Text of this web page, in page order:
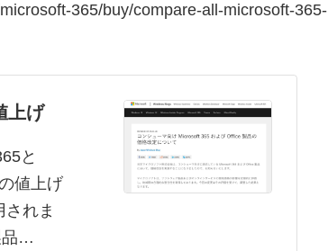
365/buy/compare-all-microsoft-365-
上げ
と
値上げ
れま
品…